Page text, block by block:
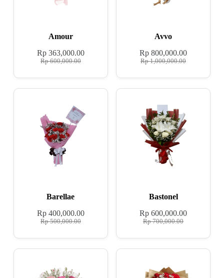
Amour
Rp600,000.00
Rp363,000.00
Avvo
Rp1,000,000.00
Rp 800,000.00
Barellae
Rp500,000.00
Rp400,000.00
Bastonel
Rp700,000.00
Rp 600,000.00